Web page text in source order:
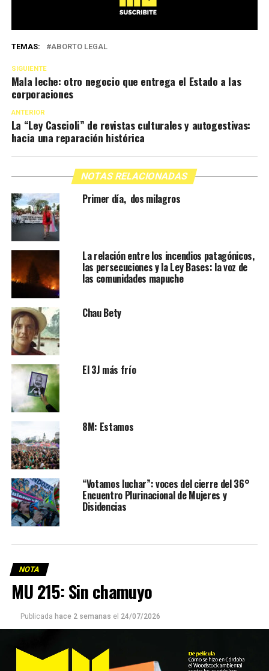
TEMAS: ABORTO LEGAL
SIGUIENTE
Mala leche: otro negocio que entrega el Estado a las
corporaciones
ANTERIOR
La “Ley Cascioli” de revistas culturales y autogestivas:
hacia una reparación histórica
NOTAS RELACIONADAS
Primer día, dos milagros
La relación entre los incendios patagónicos,
las persecuciones y la Ley Bases: la voz de
las comunidades mapuche
Chau Bety
El 3J más frío
8M: Estamos
“Votamos luchar”: voces del cierre del 36°
Encuentro Plurinacional de Mujeres y
Disidencias
NOTA
MU 215: Sin chamuyo
Publicada hace 2 semanas el 24/07/2026